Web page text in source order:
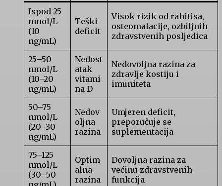
Ispod 25
nmol/L
(10
ng/mL)
Teški
deficit
Visok rizik od rahitisa,
osteomalacije, ozbiljnih
zdravstvenih posljedica
25–50
nmol/L
(10–20
ng/mL)
Nedost
atak
vitami
na D
Nedovoljna razina za
zdravlje kostiju i
imuniteta
50–75
nmol/L
(20–30
ng/mL)
Nedov
oljna
razina
Umjeren deficit,
preporučuje se
suplementacija
75–125
nmol/L
(30–50
Optim
alna
razina
Dovoljna razina za
većinu zdravstvenih
funkcija